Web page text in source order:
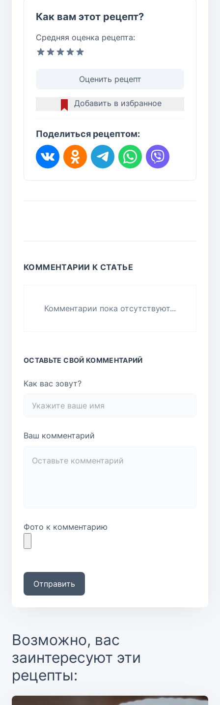
Как вам этот рецепт?
Средняя оценка рецепта:
Оценить рецепт
Добавить в избранное
Поделиться рецептом:
КОММЕНТАРИИ К СТАТЬЕ
Комментарии пока отсутствуют...
ОСТАВЬТЕ СВОЙ КОММЕНТАРИЙ
Как вас зовут?
Ваш комментарий
Фото к комментарию
Отправить
Возможно, вас
заинтересуют эти
рецепты: